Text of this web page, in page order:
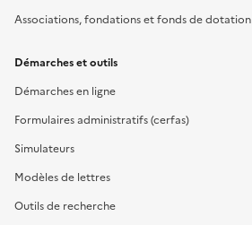
Associations, fondations et fonds de dotation
Démarches et outils
Démarches en ligne
Formulaires administratifs (cerfas)
Simulateurs
Modèles de lettres
Outils de recherche